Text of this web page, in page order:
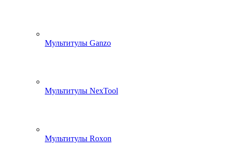
Мультитулы Ganzo
Мультитулы NexTool
Мультитулы Roxon